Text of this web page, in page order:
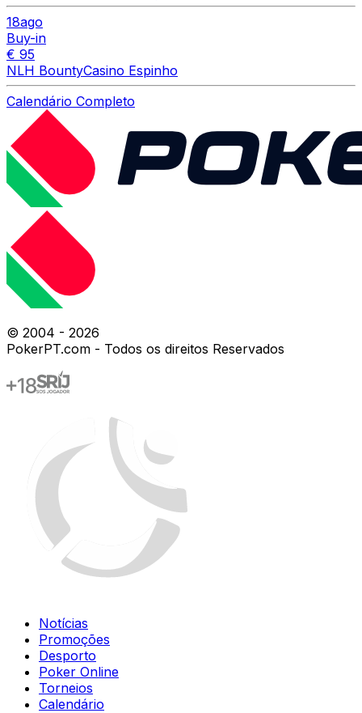
18ago
Buy-in
€ 95
NLH BountyCasino Espinho
Calendário Completo
© 2004 - 2026
PokerPT.com - Todos os direitos Reservados
Notícias
Promoções
Desporto
Poker Online
Torneios
Calendário